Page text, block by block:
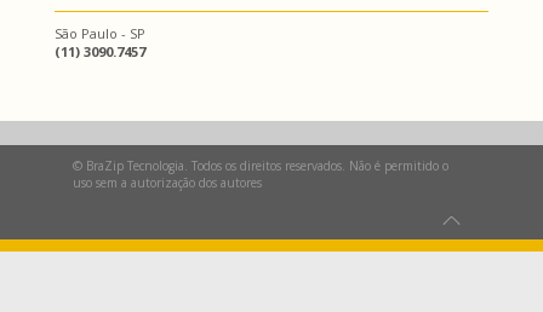
São Paulo - SP
(11) 3090.7457
© BraZip Tecnologia. Todos os direitos reservados. Não é permitido o
uso sem a autorização dos autores